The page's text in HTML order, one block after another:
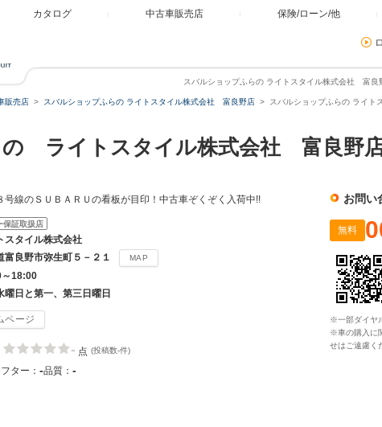
カタログ 中古車販売店 保険/ローン/他
スバルショップふらの ライトスタイル株式会社 富良
販売店 スバルショップふらの ライトスタイル株式会社 富良野店 スバルショップふらの ライ
の ライトスタイル株式会社 富良野
号線のＳＵＢＡＲＵの看板が目印！中古車ぞくぞく入荷中!!
保証取扱店
スタイル株式会社
富良野市弥生町５－２１ MAP
18:00
曜日と第一、第三日曜日
ページ
- 点 (投稿数-件)
ター： -品質： -
お問い
無料
※一部ダイヤ
※車の購入に
せはご遠慮く